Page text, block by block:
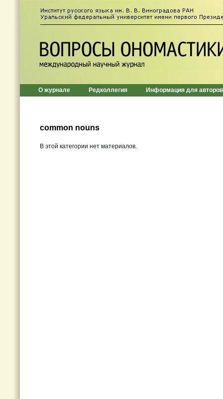
О журнале Редколлегия Информация для авторов
common nouns
В этой категории нет материалов.